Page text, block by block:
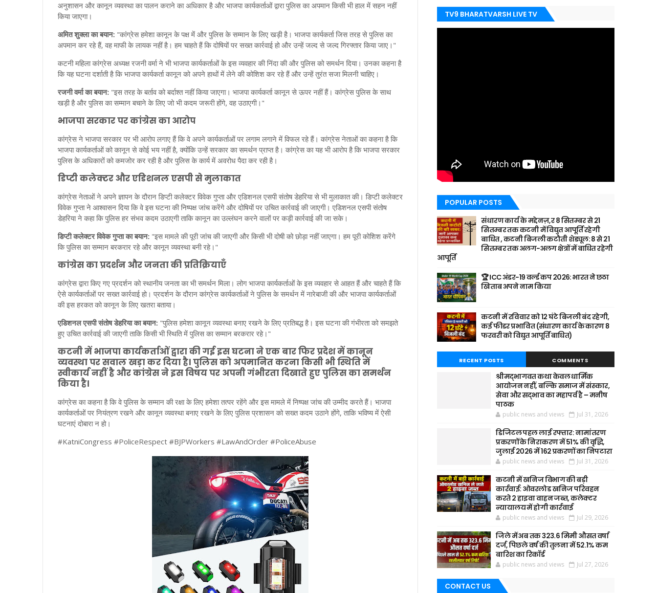
अनुशासन और कानून व्यवस्था का पालन कराने का अधिकार है और भाजपा कार्यकर्ताओं द्वारा पुलिस का अपमान किसी भी हाल में सहन नहीं
किया जाएगा।
अमित शुक्ला का बयान: "कांग्रेस हमेशा कानून के पक्ष में और पुलिस के सम्मान के लिए खड़ी है। भाजपा कार्यकर्ता जिस तरह से पुलिस का
अपमान कर रहे हैं, वह माफी के लायक नहीं है। हम चाहते हैं कि दोषियों पर सख्त कार्रवाई हो और उन्हें जल्द से जल्द गिरफ्तार किया जाए।"
कटनी महिला कांग्रेस अध्यक्ष रजनी वर्मा ने भी भाजपा कार्यकर्ताओं के इस व्यवहार की निंदा की और पुलिस को समर्थन दिया। उनका कहना है
कि यह घटना दर्शाती है कि भाजपा कार्यकर्ता कानून को अपने हाथों में लेने की कोशिश कर रहे हैं और उन्हें तुरंत सजा मिलनी चाहिए।
रजनी वर्मा का बयान: "इस तरह के बर्ताव को बर्दाश्त नहीं किया जाएगा। भाजपा कार्यकर्ता कानून से ऊपर नहीं हैं। कांग्रेस पुलिस के साथ
खड़ी है और पुलिस का सम्मान बचाने के लिए जो भी कदम जरूरी होंगे, वह उठाएगी।"
भाजपा सरकार पर कांग्रेस का आरोप
कांग्रेस ने भाजपा सरकार पर भी आरोप लगाए हैं कि वे अपने कार्यकर्ताओं पर लगाम लगाने में विफल रहे हैं। कांग्रेस नेताओं का कहना है कि
भाजपा कार्यकर्ताओं को कानून से कोई भय नहीं है, क्योंकि उन्हें सरकार का समर्थन प्राप्त है। कांग्रेस का यह भी आरोप है कि भाजपा सरकार
पुलिस के अधिकारों को कमजोर कर रही है और पुलिस के कार्य में अवरोध पैदा कर रही है।
डिप्टी कलेक्टर और एडिशनल एसपी से मुलाकात
कांग्रेस नेताओं ने अपने ज्ञापन के दौरान डिप्टी कलेक्टर विवेक गुप्ता और एडिशनल एसपी संतोष डेहरिया से भी मुलाकात की। डिप्टी कलेक्टर
विवेक गुप्ता ने आश्वासन दिया कि वे इस घटना की निष्पक्ष जांच करेंगे और दोषियों पर उचित कार्रवाई की जाएगी। एडिशनल एसपी संतोष
डेहरिया ने कहा कि पुलिस हर संभव कदम उठाएगी ताकि कानून का उल्लंघन करने वालों पर कड़ी कार्रवाई की जा सके।
डिप्टी कलेक्टर विवेक गुप्ता का बयान: "इस मामले की पूरी जांच की जाएगी और किसी भी दोषी को छोड़ा नहीं जाएगा। हम पूरी कोशिश करेंगे
कि पुलिस का सम्मान बरकरार रहे और कानून व्यवस्था बनी रहे।"
कांग्रेस का प्रदर्शन और जनता की प्रतिक्रियाएँ
कांग्रेस द्वारा किए गए प्रदर्शन को स्थानीय जनता का भी समर्थन मिला। लोग भाजपा कार्यकर्ताओं के इस व्यवहार से आहत हैं और चाहते हैं कि
ऐसे कार्यकर्ताओं पर सख्त कार्रवाई हो। प्रदर्शन के दौरान कांग्रेस कार्यकर्ताओं ने पुलिस के समर्थन में नारेबाजी की और भाजपा कार्यकर्ताओं
की इस हरकत को कानून के लिए खतरा बताया।
एडिशनल एसपी संतोष डेहरिया का बयान: "पुलिस हमेशा कानून व्यवस्था बनाए रखने के लिए प्रतिबद्ध है। इस घटना की गंभीरता को समझते
हुए उचित कार्रवाई की जाएगी ताकि किसी भी स्थिति में पुलिस का सम्मान बरकरार रहे।"
कटनी में भाजपा कार्यकर्ताओं द्वारा की गई इस घटना ने एक बार फिर प्रदेश में कानून
व्यवस्था पर सवाल खड़ा कर दिया है। पुलिस को अपमानित करना किसी भी स्थिति में
स्वीकार्य नहीं है और कांग्रेस ने इस विषय पर अपनी गंभीरता दिखाते हुए पुलिस का समर्थन
किया है।
कांग्रेस का कहना है कि वे पुलिस के सम्मान की रक्षा के लिए हमेशा तत्पर रहेंगे और इस मामले में निष्पक्ष जांच की उम्मीद करते हैं। भाजपा
कार्यकर्ताओं पर नियंत्रण रखने और कानून व्यवस्था बनाए रखने के लिए पुलिस प्रशासन को सख्त कदम उठाने होंगे, ताकि भविष्य में ऐसी
घटनाएं दोबारा न हो।
#KatniCongress #PoliceRespect #BJPWorkers #LawAndOrder #PoliceAbuse
TV9 BHARATVARSH LIVE TV
POPULAR POSTS
संधारण कार्य के मद्देनज़,र 8 सितम्बर से 21
सितम्बर तक कटनी में विद्युत आपूर्ति रहेगी
बाधित , कटनी बिजली कटौती शेड्यूल: 8 से 21
सितम्बर तक अलग-अलग क्षेत्रों में बाधित रहेगी
आपूर्ति
🏆 ICC अंडर-19 वर्ल्ड कप 2026: भारत ने छठा
खिताब अपने नाम किया
कटनी में रविवार को 12 घंटे बिजली बंद रहेगी,
कई फीडर प्रभावित (संधारण कार्य के कारण 8
फरवरी को विद्युत आपूर्ति बाधित)
RECENT POSTS COMMENTS
श्रीमद्भागवत कथा केवल धार्मिक
आयोजन नहीं, बल्कि समाज में संस्कार,
सेवा और सद्भाव का महापर्व है – मनीष
पाठक
public news and views Jul 31, 2026
डिजिटल पहल लाई रफ्तार: नामांतरण
प्रकरणों के निराकरण में 51% की वृद्धि,
जुलाई 2026 में 162 प्रकरणों का निपटारा
public news and views Jul 31, 2026
कटनी में खनिज विभाग की बड़ी
कार्रवाई: ओवरलोड खनिज परिवहन
करते 2 हाइवा वाहन जब्त, कलेक्टर
न्यायालय में होगी कार्रवाई
public news and views Jul 29, 2026
जिले में अब तक 323.6 मिमी औसत वर्षा
दर्ज, पिछले वर्ष की तुलना में 52.1% कम
बारिश का रिकॉर्ड
public news and views Jul 27, 2026
CONTACT US